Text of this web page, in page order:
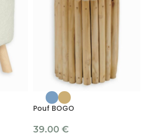
Pouf BOGO
39.00 €